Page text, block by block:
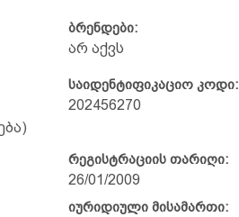
ბრენდები:
არ აქვს
საიდენტიფიკაციო კოდი:
202456270
რეგისტრაციის თარიღი:
26/01/2009
იურიდიული მისამართი: